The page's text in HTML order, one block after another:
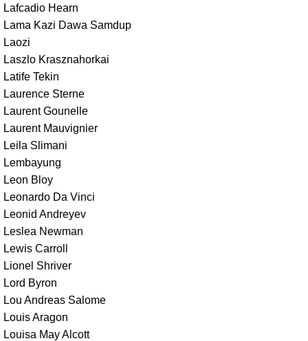
Lafcadio Hearn
Lama Kazi Dawa Samdup
Laozi
Laszlo Krasznahorkai
Latife Tekin
Laurence Sterne
Laurent Gounelle
Laurent Mauvignier
Leila Slimani
Lembayung
Leon Bloy
Leonardo Da Vinci
Leonid Andreyev
Leslea Newman
Lewis Carroll
Lionel Shriver
Lord Byron
Lou Andreas Salome
Louis Aragon
Louisa May Alcott